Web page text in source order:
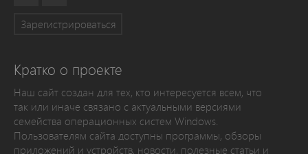
Зарегистрироваться
Кратко о проекте
Наш сайт создан для тех, кто интересуется всем, что
так или иначе связано с актуальными версиями
семейства операционных систем Windows.
Пользователям сайта доступны программы, обзоры
приложений и устройств, новости, полезные статьи и